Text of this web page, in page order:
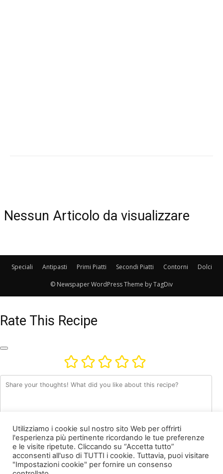
Nessun Articolo da visualizzare
Speciali Antipasti Primi Piatti Secondi Piatti Contorni Dolci
© Newspaper WordPress Theme by TagDiv
Utilizziamo i cookie sul nostro sito Web per offrirti
l'esperienza più pertinente ricordando le tue preferenze
e le visite ripetute. Cliccando su “Accetta tutto”
acconsenti all'uso di TUTTI i cookie. Tuttavia, puoi visitare
"Impostazioni cookie" per fornire un consenso
Rate This Recipe
Nome *